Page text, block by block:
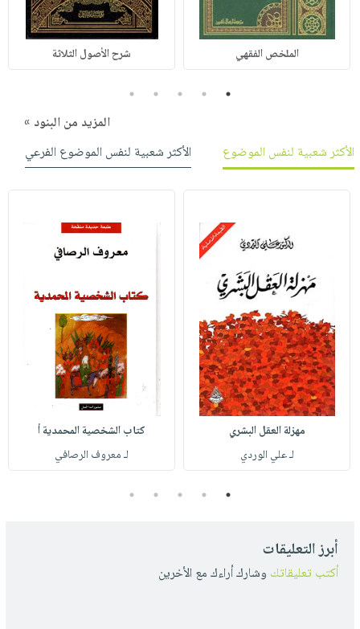
الملخص الفقهي شرح الأصول الثلاثة
1
2
3
4
5
المزيد من البنود »
الأكثر شعبية لنفس الموضوع
الأكثر شعبية لنفس الموضوع الفرعي
مهزلة العقل البشري
لـ علي الوردي
كتاب الشخصية المحمدية أ
لـ معروف الرصافي
1
2
3
4
5
أبرز التعليقات
أكتب تعليقاتك وشارك أراءك مع الأخرين